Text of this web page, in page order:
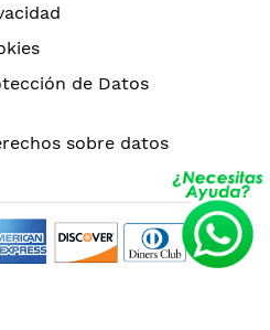
de Datos
sobre datos